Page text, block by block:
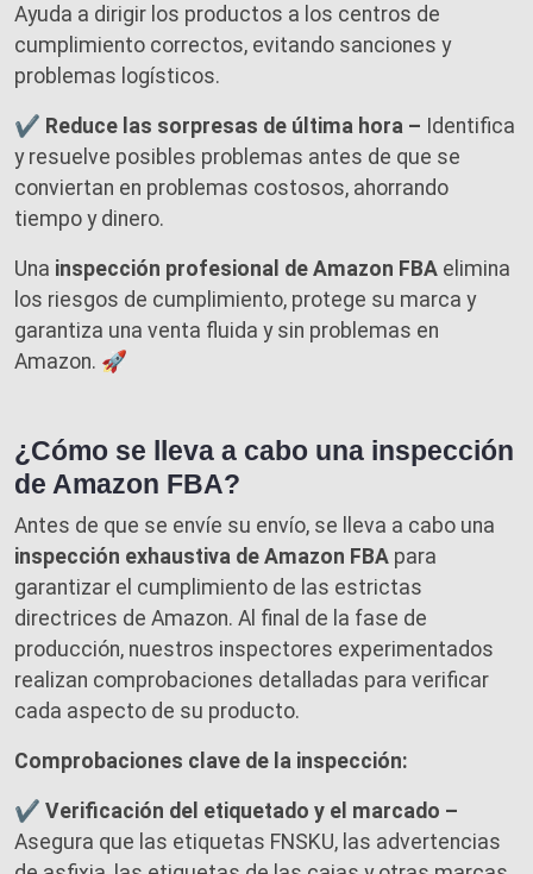
Ayuda a dirigir los productos a los centros de
cumplimiento correctos, evitando sanciones y
problemas logísticos.
✔ Reduce las sorpresas de última hora – Identifica
y resuelve posibles problemas antes de que se
conviertan en problemas costosos, ahorrando
tiempo y dinero.
Una inspección profesional de Amazon FBA elimina
los riesgos de cumplimiento, protege su marca y
garantiza una venta fluida y sin problemas en
Amazon. 🚀
¿Cómo se lleva a cabo una inspección
de Amazon FBA?
Antes de que se envíe su envío, se lleva a cabo una
inspección exhaustiva de Amazon FBA para
garantizar el cumplimiento de las estrictas
directrices de Amazon. Al final de la fase de
producción, nuestros inspectores experimentados
realizan comprobaciones detalladas para verificar
cada aspecto de su producto.
Comprobaciones clave de la inspección:
✔ Verificación del etiquetado y el marcado –
Asegura que las etiquetas FNSKU, las advertencias